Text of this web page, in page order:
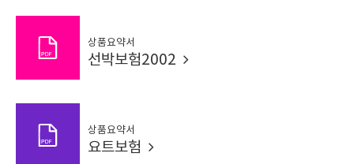
상품요약서
선박보험2002
상품요약서
요트보험